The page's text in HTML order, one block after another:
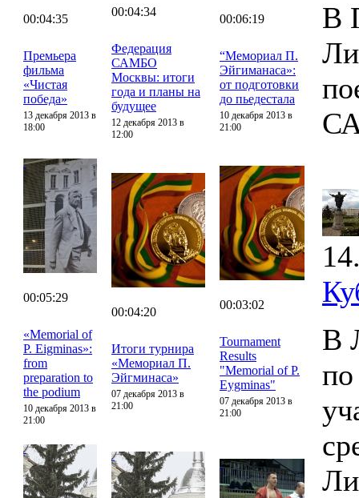
00:04:35
Премьера
фильма
«Чистая
победа»
13 декабря 2013 в
18:00
00:04:34
Федерация
САМБО
Москвы: итоги
года и планы на
будущее
12 декабря 2013 в
12:00
00:06:19
“Мемориал П.
Эйгиманаса»:
от подготовки
до пьедестала
10 декабря 2013 в
21:00
00:05:29
«Memorial of
P. Eigminas»:
from
preparation to
the podium
10 декабря 2013 в
21:00
00:04:20
Итоги турнира
«Мемориал П.
Эйгминаса»
07 декабря 2013 в
21:00
00:03:02
Tournament
Results
"Memorial of P.
Eygminas"
07 декабря 2013 в
21:00
В
В